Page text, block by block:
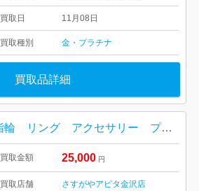
買取日 11月08日
買取種別 金・プラチナ
買取品詳細
指輪 リング アクセサリー プラチナ Pt900
買取金額 25,000 円
買取店舗 さすがやアピタ金沢店